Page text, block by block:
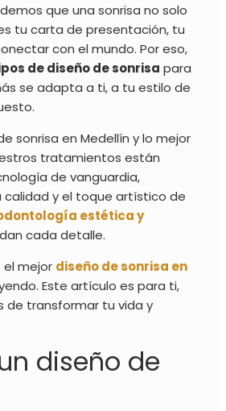
que una sonrisa no solo
tu carta de presentación, tu
con el mundo. Por eso,
de diseño de sonrisa para
se adapta a ti, a tu estilo de
sonrisa en Medellín y lo mejor
tratamientos están
de vanguardia,
y el toque artístico de
estética y
cada detalle.
el mejor diseño de sonrisa en
Este artículo es para ti,
de transformar tu vida y
diseño de